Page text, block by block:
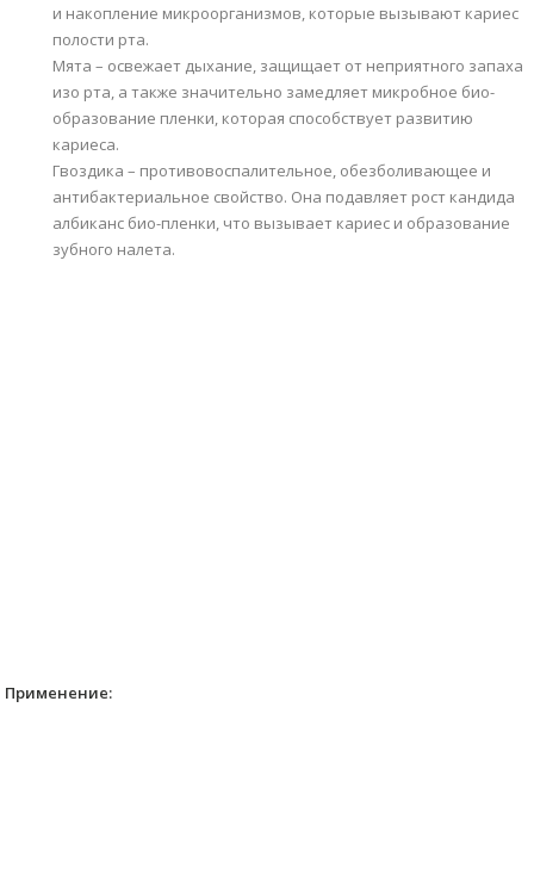
и накопление микроорганизмов, которые вызывают кариес
полости рта.
Мята – освежает дыхание, защищает от неприятного запаха
изо рта, а также значительно замедляет микробное био-
образование пленки, которая способствует развитию
кариеса.
Гвоздика – противовоспалительное, обезболивающее и
антибактериальное свойство. Она подавляет рост кандида
албиканс био-пленки, что вызывает кариес и образование
зубного налета.
Применение: